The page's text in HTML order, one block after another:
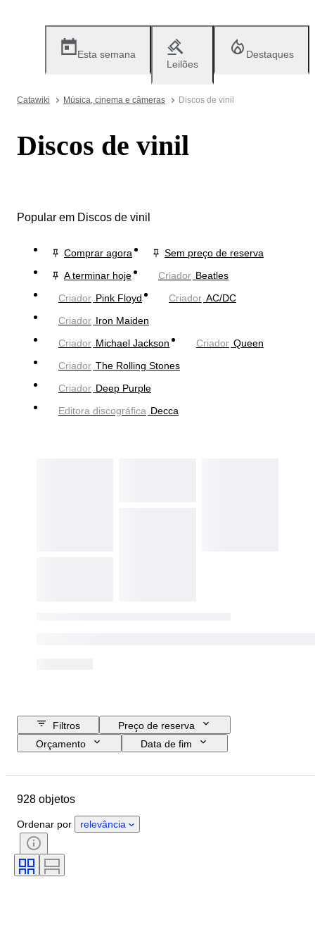
Esta semana
Leilões
Destaques
Catawiki Música, cinema e câmeras Discos de vinil
Discos de vinil
Popular em Discos de vinil
Comprar agora
Sem preço de reserva
A terminar hoje
Criador Beatles
Criador Pink Floyd Criador AC/DC
Criador Iron Maiden
Criador Michael Jackson Criador Queen
Criador The Rolling Stones
Criador Deep Purple
Editora discográfica Decca
Filtros
Preço de reserva
Orçamento
Data de fim
Estado
Estilo
Assinatura
Género
Encadernação
Testado e a funcionar.
928 objetos
Ordenar por relevância